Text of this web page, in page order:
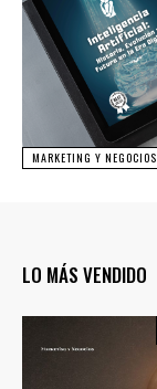
MARKETING Y NEGOCIOS
LO MÁS VENDIDO